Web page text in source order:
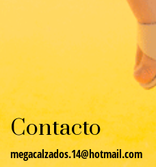
Contacto
megacalzados.14@hotmail.com